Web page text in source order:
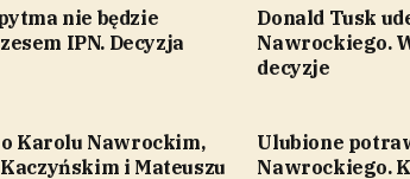
nie będzie
IPN. Decyzja
Donald Tusk
Nawrockiego.
decyzje
o Karolu Nawrockim,
i Mateuszu
Ulubione
Nawrockiego.